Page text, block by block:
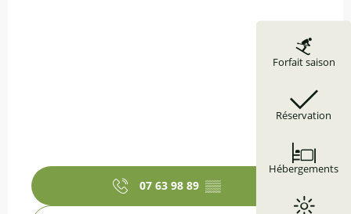
Forfait saison
Réservation
Hébergements
07 63 98 89 ▒▒